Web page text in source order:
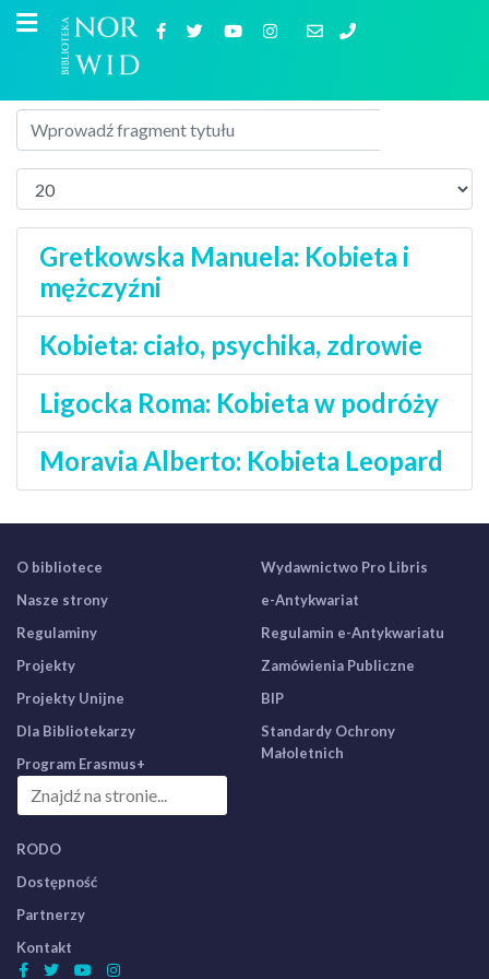
Gretkowska Manuela: Kobieta i
mężczyźni
Kobieta: ciało, psychika, zdrowie
Ligocka Roma: Kobieta w podróży
Moravia Alberto: Kobieta Leopard
O bibliotece
Nasze strony
Regulaminy
Projekty
Projekty Unijne
Dla Bibliotekarzy
Program Erasmus+
Wydawnictwo Pro Libris
e-Antykwariat
Regulamin e-Antykwariatu
Zamówienia Publiczne
BIP
Standardy Ochrony
Małoletnich
RODO
Dostępność
Partnerzy
Kontakt